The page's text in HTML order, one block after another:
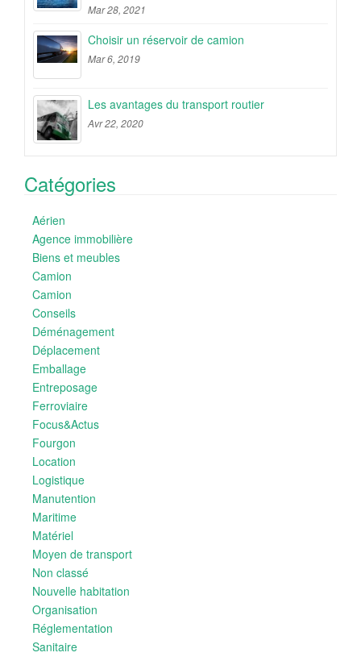
Mar 28, 2021
Choisir un réservoir de camion
Mar 6, 2019
Les avantages du transport routier
Avr 22, 2020
Catégories
Aérien
Agence immobilière
Biens et meubles
Camion
Camion
Conseils
Déménagement
Déplacement
Emballage
Entreposage
Ferroviaire
Focus&Actus
Fourgon
Location
Logistique
Manutention
Maritime
Matériel
Moyen de transport
Non classé
Nouvelle habitation
Organisation
Réglementation
Sanitaire